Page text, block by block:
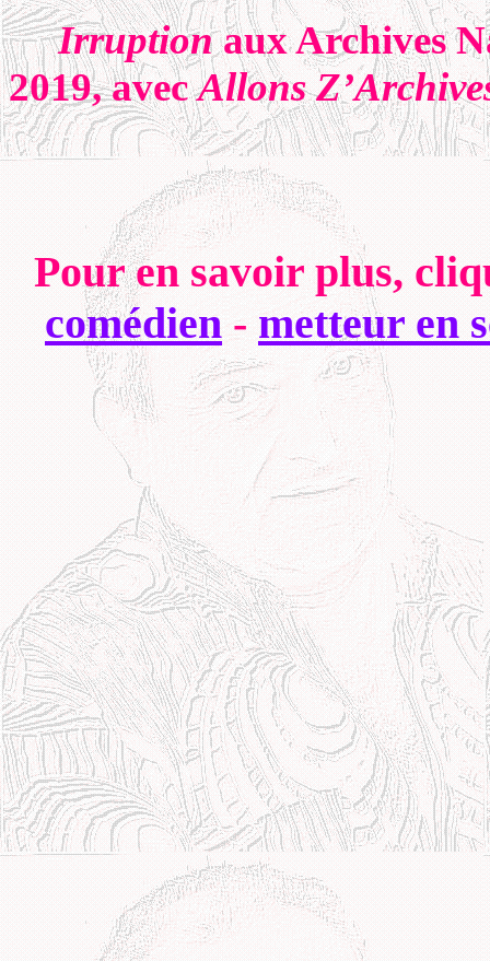
Irruptionaux Archives
2019, avecAllons
Pour en savoir plus,
comédien- metteur en